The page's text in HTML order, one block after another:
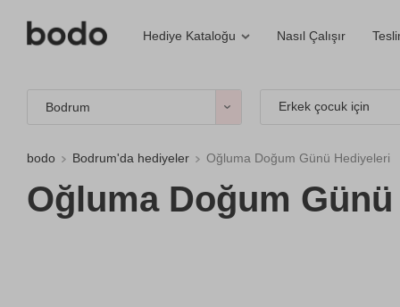
Hediye Kataloğu Nasıl Çalışır
Bodrum Erkek çocuk için
bodo Bodrum'da hediyeler Oğluma Doğum Günü Hediyeleri
Oğluma Doğum